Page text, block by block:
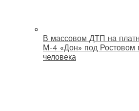
В массовом ДТП на
М-4 «Дон» под Ростовом
человека